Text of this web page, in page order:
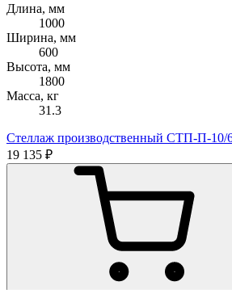
Длина, мм
1000
Ширина, мм
600
Высота, мм
1800
Масса, кг
31.3
Стеллаж производственный СТП-П-10/
19 135 ₽